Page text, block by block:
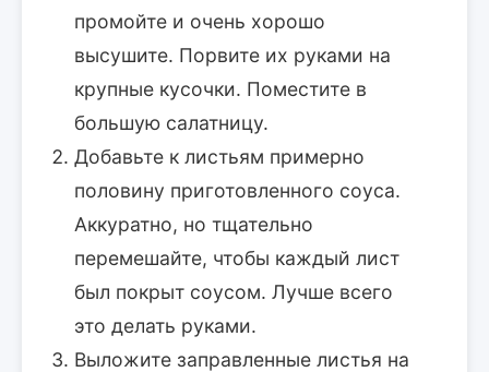
промойте и очень хорошо
высушите. Порвите их руками на
крупные кусочки. Поместите в
большую салатницу.
Добавьте к листьям примерно
половину приготовленного соуса.
Аккуратно, но тщательно
перемешайте, чтобы каждый лист
был покрыт соусом. Лучше всего
это делать руками.
Выложите заправленные листья на